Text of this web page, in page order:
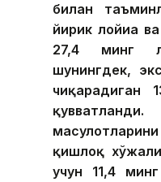
билан
йирик лойиҳа
27,4 минг
шунингдек,
чиқарадиган
қишлоқ
учун 11,4